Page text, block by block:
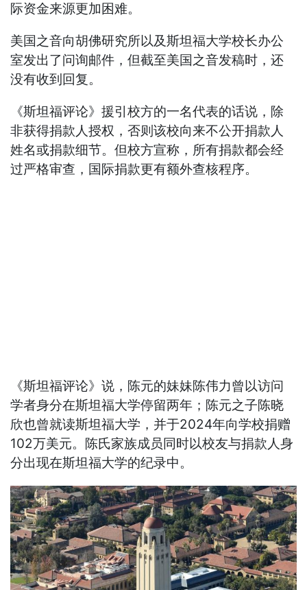
际资金来源更加困难。
美国之音向胡佛研究所以及斯坦福大学校长办公
室发出了问询邮件，但截至美国之音发稿时，还
没有收到回复。
《斯坦福评论》援引校方的一名代表的话说，除
非获得捐款人授权，否则该校向来不公开捐款人
姓名或捐款细节。但校方宣称，所有捐款都会经
过严格审查，国际捐款更有额外查核程序。
《斯坦福评论》说，陈元的妹妹陈伟力曾以访问
学者身分在斯坦福大学停留两年；陈元之子陈晓
欣也曾就读斯坦福大学，并于2024年向学校捐赠
102万美元。陈氏家族成员同时以校友与捐款人身
分出现在斯坦福大学的纪录中。